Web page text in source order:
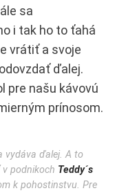
sa
i tak ho to ťahá
vrátiť a svoje
ďalej.
pre našu kávovú
prínosom.
vydáva ďalej. A to
podnikoch Teddy´s
k pohostinstvu. Pre